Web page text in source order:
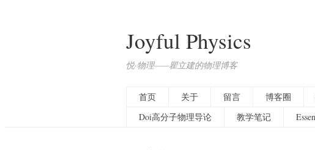
Joyful Physics
悦·物理——瞿立建的物理博客
首页 关于 留言 博客圈
Doi高分子物理导论
教学笔记